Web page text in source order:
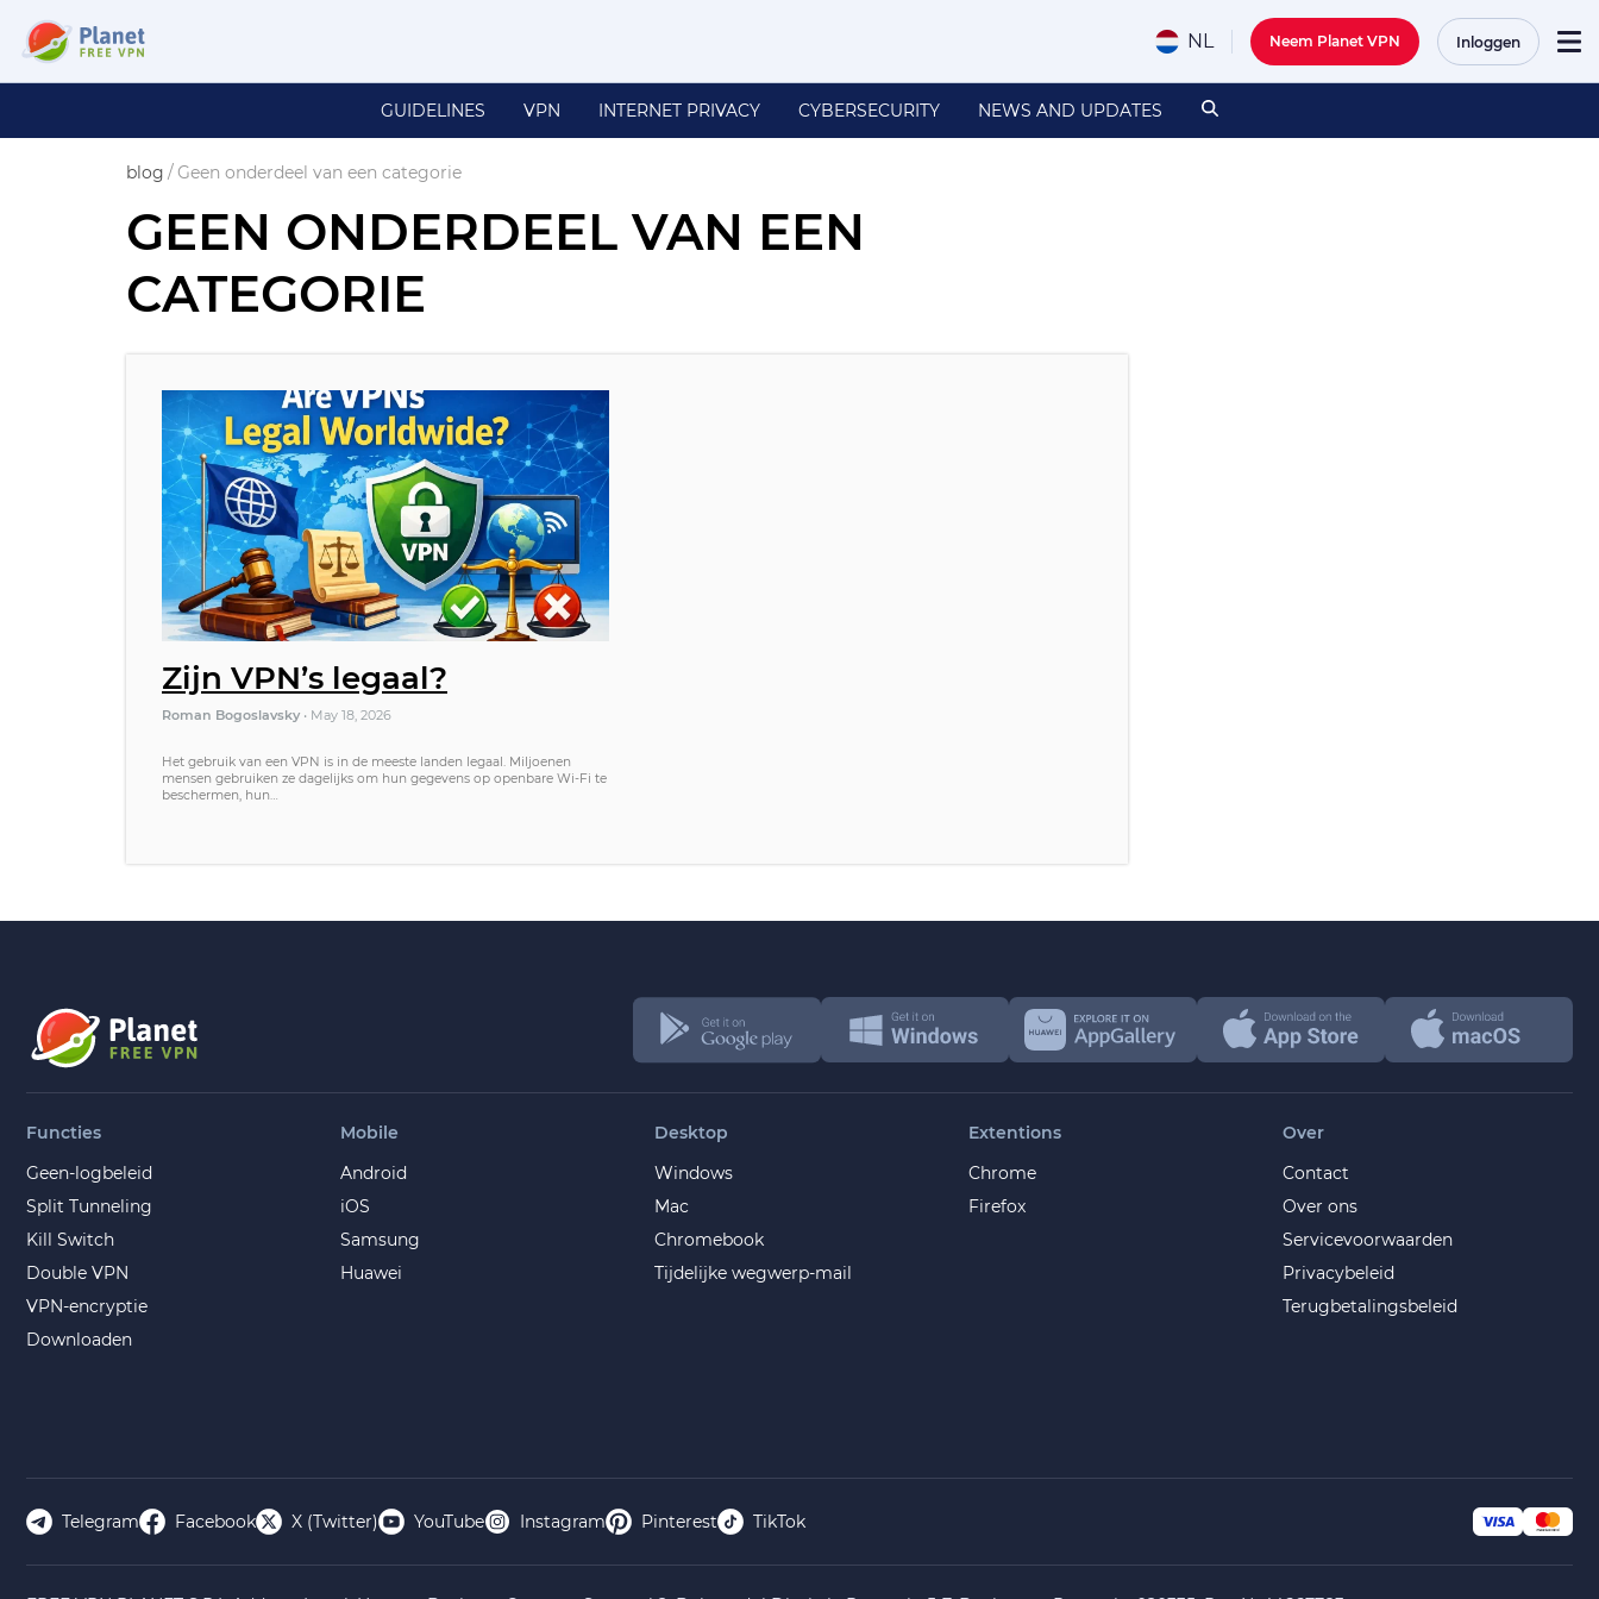
NL Neem Planet VPN Inloggen
GUIDELINES VPN INTERNET PRIVACY CYBERSECURITY NEWS AND UPDATES
blog /Geen onderdeel van een categorie
GEEN ONDERDEEL VAN EEN
CATEGORIE
Zijn VPN’s legaal?
Roman Bogoslavsky • May 18, 2026
Het gebruik van een VPN is in de meeste landen legaal. Miljoenen
mensen gebruiken ze dagelijks om hun gegevens op openbare Wi-Fi te
beschermen, hun…
Mobile
Android
iOS
Samsung
Huawei
Extentions
Chrome
Firefox
Over
Contact
Over ons
Servicevoorwaarden
Privacybeleid
Terugbetalingsbeleid
Functies
Geen-logbeleid
Split Tunneling
Kill Switch
Double VPN
VPN-encryptie
Downloaden
Desktop
Windows
Mac
Chromebook
Tijdelijke wegwerp-mail
Telegram Facebook X (Twitter) YouTube Instagram Pinterest TikTok